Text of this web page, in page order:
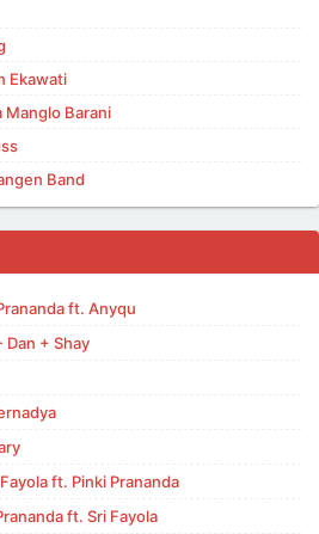
Ekawati
Manglo Barani
Band
ft. Anyqu
Dan + Shay
ft. Pinki Prananda
ft. Sri Fayola